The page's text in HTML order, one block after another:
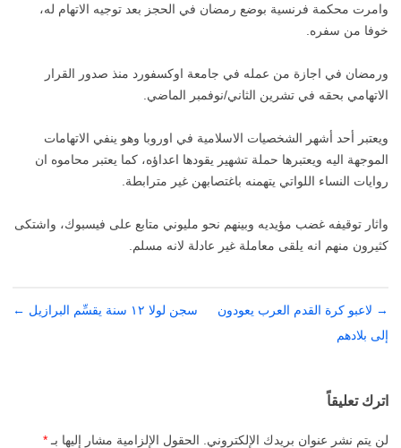
وامرت محكمة فرنسية بوضع رمضان في الحجز بعد توجيه الاتهام له،
خوفا من سفره.
ورمضان في اجازة من عمله في جامعة اوكسفورد منذ صدور القرار
الاتهامي بحقه في تشرين الثاني/نوفمبر الماضي.
ويعتبر أحد أشهر الشخصيات الاسلامية في اوروبا وهو ينفي الاتهامات
الموجهة اليه ويعتبرها حملة تشهير يقودها اعداؤه، كما يعتبر محاموه ان
روايات النساء اللواتي يتهمنه باغتصابهن غير مترابطة.
واثار توقيفه غضب مؤيديه وبينهم نحو مليوني متابع على فيسبوك، واشتكى
كثيرون منهم انه يلقى معاملة غير عادلة لانه مسلم.
تصفّح
المقالات
→ لاعبو كرة القدم العرب يعودون
إلى بلادهم
سجن لولا ١٢ سنة يقسِّم البرازيل ←
اترك تعليقاً
لن يتم نشر عنوان بريدك الإلكتروني. الحقول الإلزامية مشار إليها بـ *